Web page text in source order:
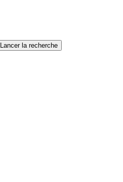
Lancer la recherche